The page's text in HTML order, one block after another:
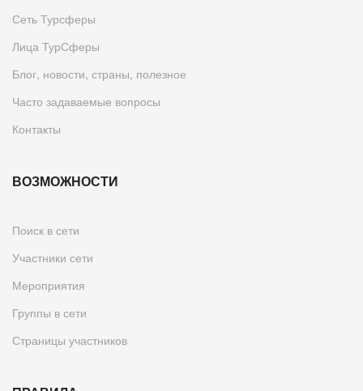
Сеть Турсферы
Лица ТурСферы
Блог, новости, страны, полезное
Часто задаваемые вопросы
Контакты
ВОЗМОЖНОСТИ
Поиск в сети
Участники сети
Мероприятия
Группы в сети
Страницы участников